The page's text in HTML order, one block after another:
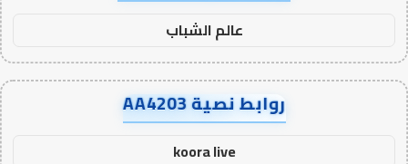
عالم الشباب
روابط نصية AA4203
koora live